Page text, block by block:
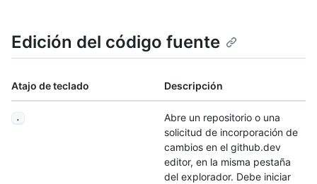
Edición del código fuente
Atajo de teclado Descripción
.
Abre un repositorio o una
solicitud de incorporación de
cambios en el github.dev
editor, en la misma pestaña
del explorador. Debe iniciar